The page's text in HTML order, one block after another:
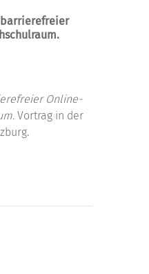
Online-
Vortrag in der